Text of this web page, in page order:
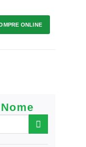
ONLINE